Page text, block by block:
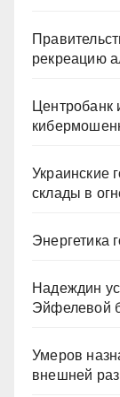
рекреацию
Центробанк
Украинские
склады в
Энергетика
Надеждин
Эйфелевой
Умеров
внешней